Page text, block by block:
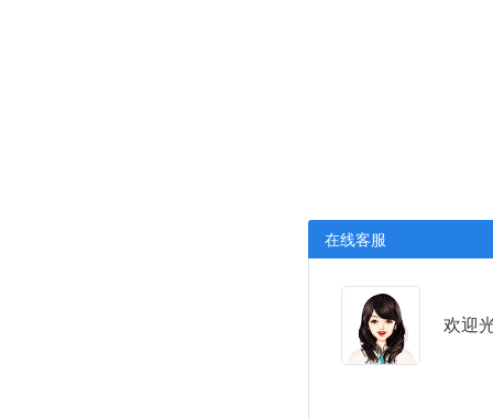
在线客服
欢迎